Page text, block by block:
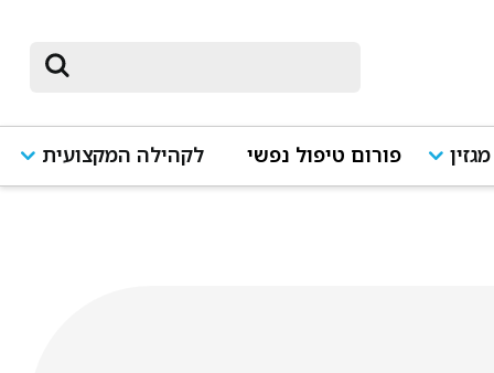
מגזין פורום טיפול נפשי לקהילה המקצועית